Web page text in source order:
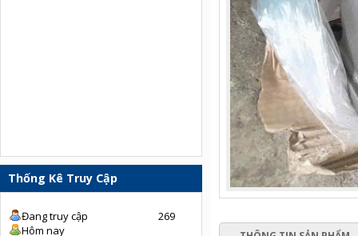
Thống Kê Truy Cập
Đang truy cập
269
Hôm nay